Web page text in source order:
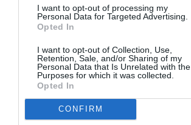
I want to opt-out of processing my
Personal Data for Targeted Advertising.
Opted In
I want to opt-out of Collection, Use,
Retention, Sale, and/or Sharing of my
Personal Data that Is Unrelated with the
Purposes for which it was collected.
Opted In
CONFIRM